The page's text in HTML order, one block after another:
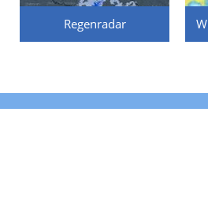
Regenradar